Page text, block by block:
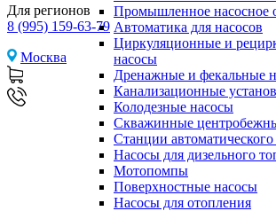
Для регионов
8 (995) 159-63-79
Москва
Промышленное насосное
Автоматика для насосов
Циркуляционные и
насосы
Дренажные и фекальные
Канализационные
Колодезные насосы
Скважинные
Станции
Насосы для дизельного
Мотопомпы
Поверхностные насосы
Насосы для отопления